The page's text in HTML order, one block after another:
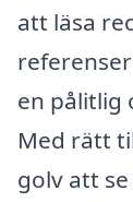
att läsa
en pålitlig
Med rätt
golv att